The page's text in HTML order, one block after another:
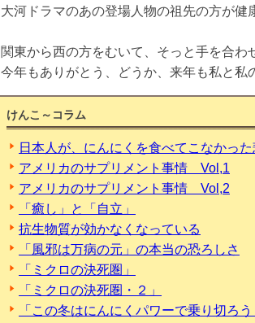
大河ドラマのあの登場人物の祖先の方が
関東から西の方をむいて、そっと手を合わ
今年もありがとう、どうか、来年も私
けんこ～コラム
日本人が、にんにくを食べてこなかった
アメリカのサプリメント事情 Vol,1
アメリカのサプリメント事情 Vol,2
「癒し」と「自立」
抗生物質が効かなくなっている
「風邪は万病の元」の本当の恐ろしさ
「ミクロの決死圏」
「ミクロの決死圏・２」
「この冬はにんにくパワーで乗り切ろう